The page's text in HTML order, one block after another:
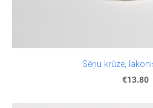
Sēņu krūze,
€13.80